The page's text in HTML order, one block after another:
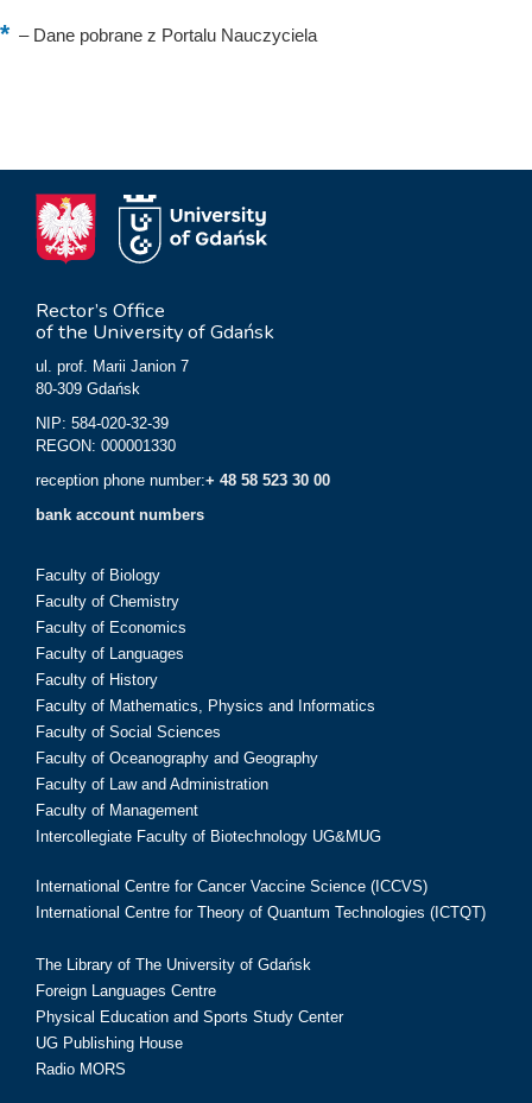
–Dane pobrane z Portalu Nauczyciela
Rector’s Office
of the University of Gdańsk
ul. prof. Marii Janion 7
80-309 Gdańsk
NIP: 584-020-32-39
REGON: 000001330
reception phone number:+ 48 58 523 30 00
bank account numbers
Faculty of Biology
Faculty of Chemistry
Faculty of Economics
Faculty of Languages
Faculty of History
Faculty of Mathematics, Physics and Informatics
Faculty of Social Sciences
Faculty of Oceanography and Geography
Faculty of Law and Administration
Faculty of Management
Intercollegiate Faculty of Biotechnology UG&MUG
International Centre for Cancer Vaccine Science (ICCVS)
International Centre for Theory of Quantum Technologies (ICTQT)
The Library of The University of Gdańsk
Foreign Languages Centre
Physical Education and Sports Study Center
UG Publishing House
Radio MORS